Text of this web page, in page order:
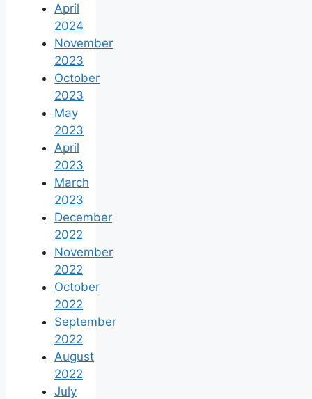
April
2024
November
2023
October
2023
May
2023
April
2023
March
2023
December
2022
November
2022
October
2022
September
2022
August
2022
July